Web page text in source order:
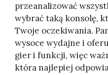
przeanalizować
wybrać taką konsolę,
Twoje oczekiwania.
wysoce wydajne i
gier i funkcji, więc
która najlepiej